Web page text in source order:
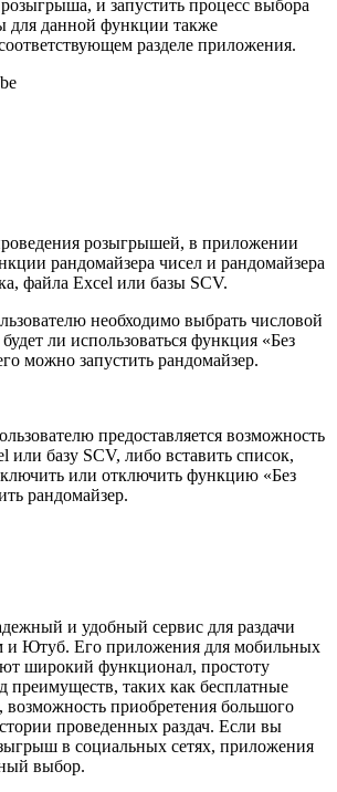
розыгрыша, и запустить процесс выбора
для данной функции также
разделе приложения.
розыгрышей, в приложении
рандомайзера чисел и рандомайзера
файла Excel или базы SCV.
необходимо выбрать числовой
ли использоваться функция «Без
можно запустить рандомайзер.
предоставляется возможность
или базу SCV, либо вставить список,
или отключить функцию «Без
рандомайзер.
и удобный сервис для раздачи
и Ютуб. Его приложения для мобильных
широкий функционал, простоту
преимуществ, таких как бесплатные
приобретения большого
проведенных раздач. Если вы
в социальных сетях, приложения
выбор.